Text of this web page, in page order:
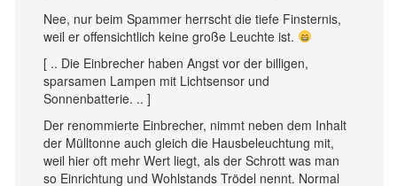
Nee, nur beim Spammer herrscht die tiefe Finsternis,
weil er offensichtlich keine große Leuchte ist.
[ .. Die Einbrecher haben Angst vor der billigen,
sparsamen Lampen mit Lichtsensor und
Sonnenbatterie. .. ]
Der renommierte Einbrecher, nimmt neben dem Inhalt
der Mülltonne auch gleich die Hausbeleuchtung mit,
weil hier oft mehr Wert liegt, als der Schrott was man
so Einrichtung und Wohlstands Trödel nennt. Normal